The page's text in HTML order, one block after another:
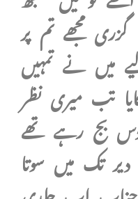
مجھے تم پر
میں نے تمہیں
تب میری نظر
بج رہے تھے
تک میں سوتا